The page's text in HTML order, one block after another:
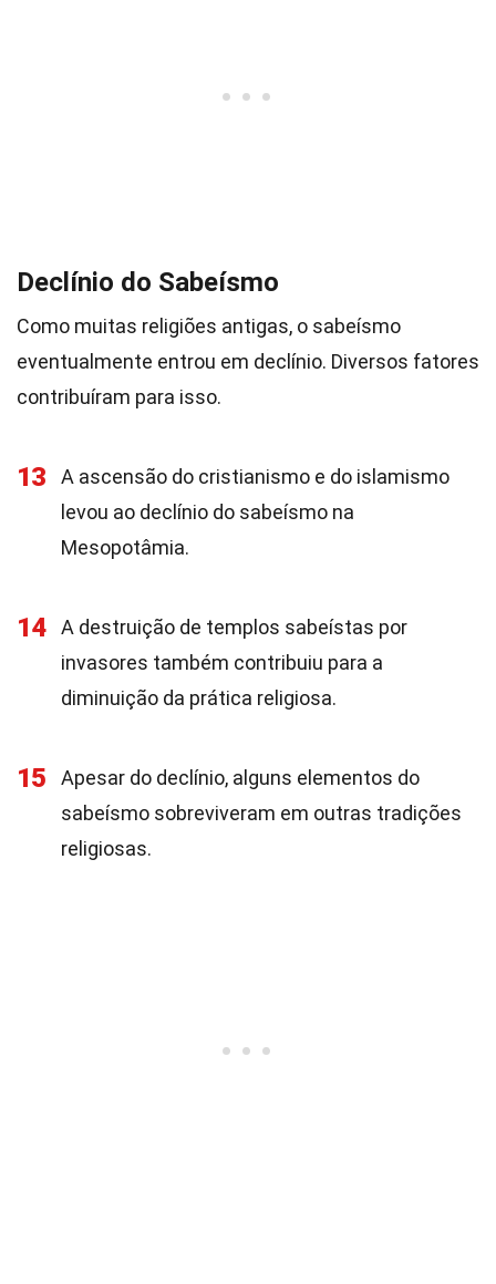
Declínio do Sabeísmo
Como muitas religiões antigas, o sabeísmo
eventualmente entrou em declínio. Diversos fatores
contribuíram para isso.
13
A ascensão do cristianismo e do islamismo
levou ao declínio do sabeísmo na
Mesopotâmia.
14
A destruição de templos sabeístas por
invasores também contribuiu para a
diminuição da prática religiosa.
15
Apesar do declínio, alguns elementos do
sabeísmo sobreviveram em outras tradições
religiosas.